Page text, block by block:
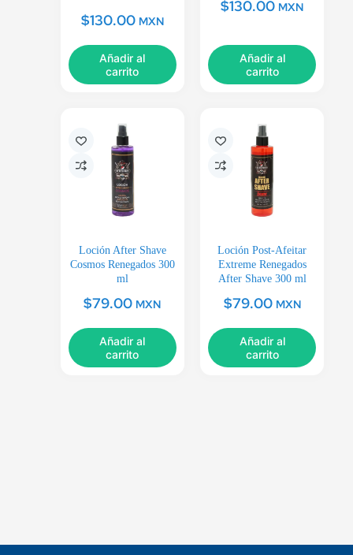
$130.00 MXN
Añadir al
carrito
$130.00 MXN
Añadir al
carrito
Loción After Shave
Cosmos Renegados 300
ml
$79.00 MXN
Añadir al
carrito
Loción Post-Afeitar
Extreme Renegados
After Shave 300 ml
$79.00 MXN
Añadir al
carrito